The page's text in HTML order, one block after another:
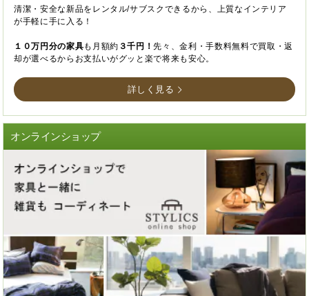
清潔・安全な新品をレンタル/サブスクできるから、上質なインテリア
が手軽に手に入る！
１０万円分の家具も月額約 ３千円！先々、金利・手数料無料で買取・返
却が選べるからお支払いがグッと楽で将来も安心。
詳しく見る
オンラインショップ